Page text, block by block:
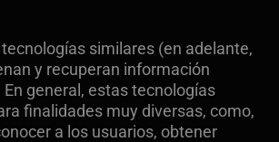
similares (en adelante,
y recuperan información
general, estas tecnologías
finalidades muy diversas, como,
a los usuarios, obtener